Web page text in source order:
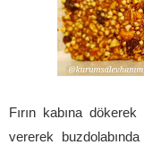
Fırın kabına
vererek